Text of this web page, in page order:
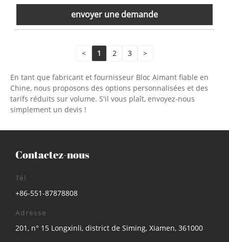
envoyer une demande
< 1 2 3 >
En tant que fabricant et fournisseur Bloc Aimant fiable en
Chine, nous proposons des options personnalisées et des
tarifs réduits sur volume. S'il vous plaît, envoyez-nous
simplement un devis !
Contactez-nous
Tél
+86-551-87878808
Adresse
201, n° 15 Longxinli, district de Siming, Xiamen, 361000